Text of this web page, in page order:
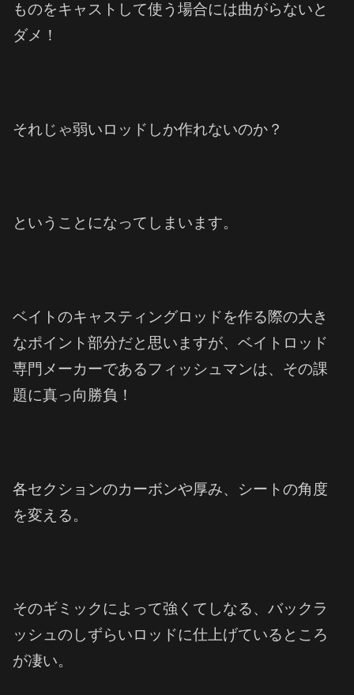
ものをキャストして使う場合には曲がらないと
ダメ！
それじゃ弱いロッドしか作れないのか？
ということになってしまいます。
ベイトのキャスティングロッドを作る際の大き
なポイント部分だと思いますが、ベイトロッド
専門メーカーであるフィッシュマンは、その課
題に真っ向勝負！
各セクションのカーボンや厚み、シートの角度
を変える。
そのギミックによって強くてしなる、バックラ
ッシュのしずらいロッドに仕上げているところ
が凄い。